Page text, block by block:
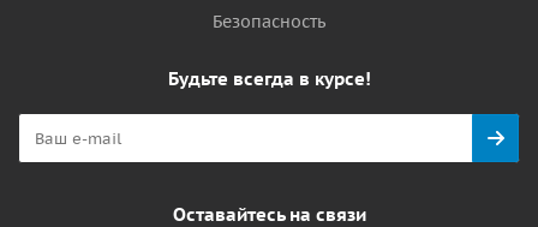
Безопасность
Будьте всегда в курсе!
Оставайтесь на связи